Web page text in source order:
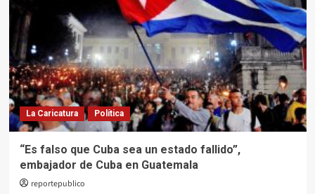
La Caricatura Política
“Es falso que Cuba sea un estado fallido”,
embajador de Cuba en Guatemala
reportepublico